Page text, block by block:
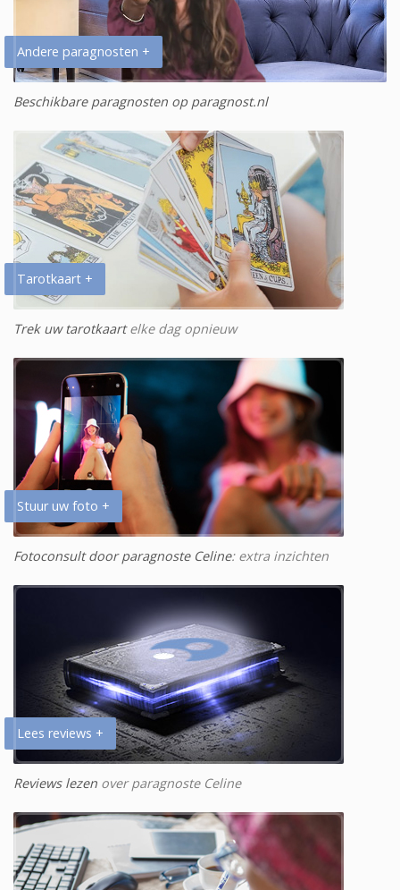
Andere paragnosten +
Beschikbare paragnosten op paragnost.nl
Tarotkaart +
Trek uw tarotkaartelke dag opnieuw
Stuur uw foto +
Fotoconsult door paragnoste Celine: extra inzichten
Lees reviews +
Reviews lezen over paragnoste Celine